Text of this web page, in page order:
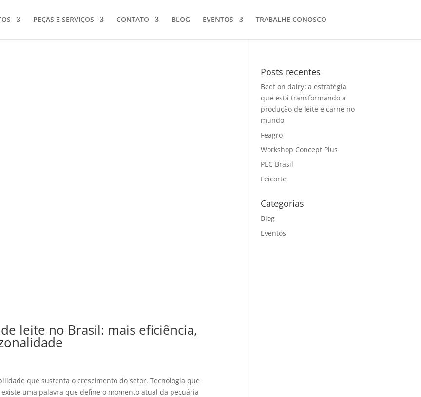
PEÇAS E SERVIÇOS CONTATO BLOG EVENTOS TRABALHE CONOSCO
leite no Brasil: mais eficiência,
que sustenta o crescimento do setor. Tecnologia que
uma palavra que define o momento atual da pecuária
Posts recentes
Beef on dairy: a estratégia
que está transformando a
produção de leite e carne no
mundo
Feagro
Workshop Concept Plus
PEC Brasil
Feicorte
Categorias
Blog
Eventos